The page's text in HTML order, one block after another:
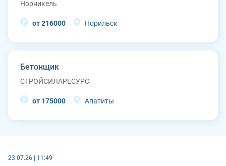
Норникель
от 216000 Норильск
Бетонщик
СТРОЙСИЛАРЕСУРС
от 175000 Апатиты
23.07.26 | 11:49